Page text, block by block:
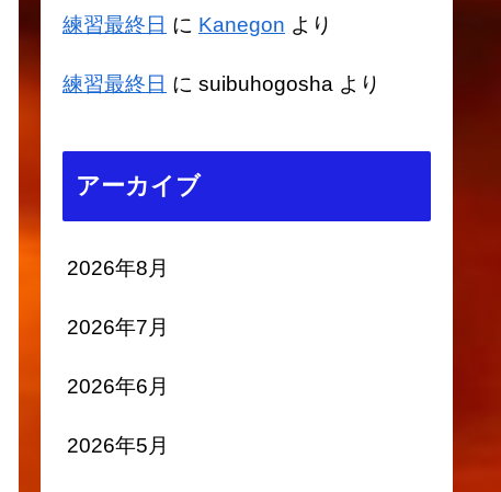
練習最終日 に Kanegon より
練習最終日 に suibuhogosha より
アーカイブ
2026年8月
2026年7月
2026年6月
2026年5月